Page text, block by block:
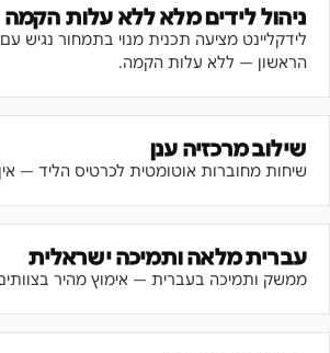
ניהול לידים מלא ללא עלות הקמה
לידקליינט מציעה תכנית מנוי בתמחור נגיש
הראשון — ללא עלות הקמה.
שילוב מרכזיה ענן
שיחות מחוברות אוטומטית לכרטיס הליד —
עברית מלאה ותמיכה ישראלית
ממשק ותמיכה בעברית — אימוץ מהיר